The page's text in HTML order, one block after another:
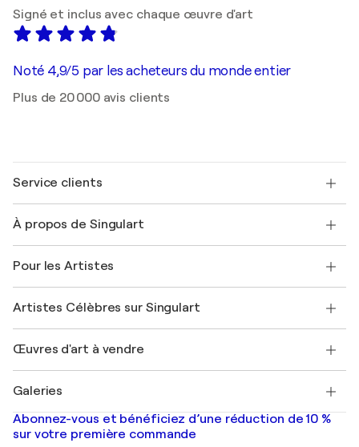
Signé et inclus avec chaque œuvre d'art
Noté 4,9/5 par les acheteurs du monde entier
Plus de 20 000 avis clients
Service clients
Expédition
Offrir une carte cadeau
Rejoignez notre programme commercial
Mon compte
+33 1 76 44 06 42
À propos de Singulart
FAQ
Magazine Singulart
Emplois
Découvrez une sélection d'art original
Pour les Artistes
Se connecter en tant qu'Artiste
Artistes Célèbres sur Singulart
Marc Chagall
Banksy
Mr. Brainwash
Shepard Fairey
Œuvres d'art à vendre
Tableaux abstraits à vendre
Peintures de paysage
Estampes
Galeries
Galeries d'art en France
Galeries d'art en Belgique
Abonnez-vous et bénéficiez d’une réduction de 10 %
sur votre première commande